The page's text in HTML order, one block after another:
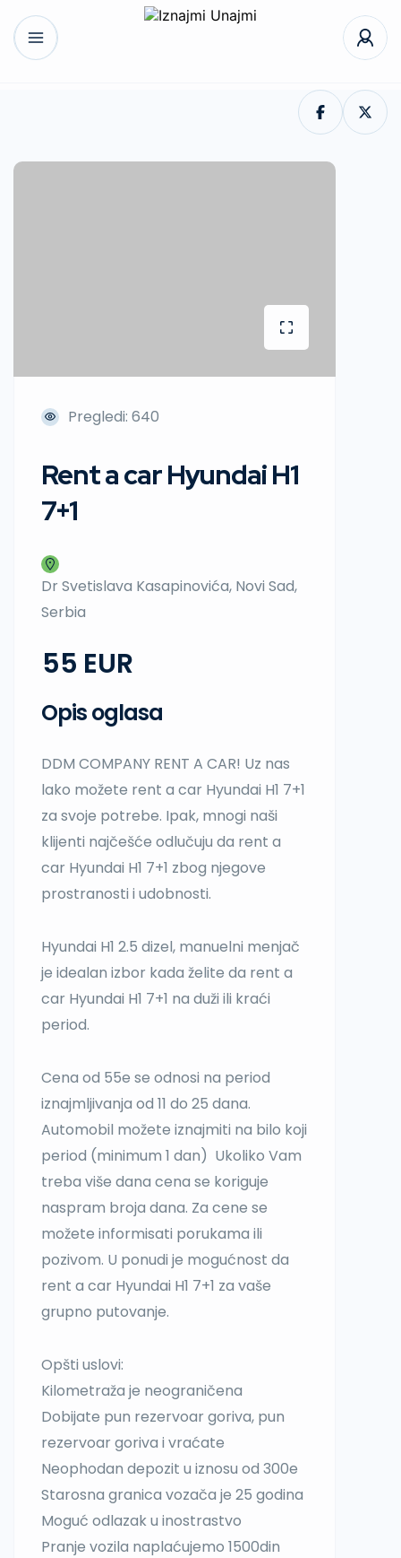
Pregledi: 640
Rent a car Hyundai H1
7+1
Dr Svetislava Kasapinovića, Novi Sad,
Serbia
55
Opis oglasa
DDM COMPANY RENT A CAR! Uz nas
lako možete rent a car Hyundai H1 7+1
za svoje potrebe. Ipak, mnogi naši
klijenti najčešće odlučuju da rent a
car Hyundai H1 7+1 zbog njegove
prostranosti i udobnosti.
Hyundai H1 2.5 dizel, manuelni menjač
je idealan izbor kada želite da rent a
car Hyundai H1 7+1 na duži ili kraći
period.
Cena od 55e se odnosi na period
iznajmljivanja od 11 do 25 dana.
Automobil možete iznajmiti na bilo koji
period (minimum 1 dan) Ukoliko Vam
treba više dana cena se koriguje
naspram broja dana. Za cene se
možete informisati porukama ili
pozivom. U ponudi je mogućnost da
rent a car Hyundai H1 7+1 za vaše
grupno putovanje.
Opšti uslovi:
Kilometraža je neograničena
Dobijate pun rezervoar goriva, pun
rezervoar goriva i vraćate
Neophodan depozit u iznosu od 300e
Starosna granica vozača je 25 godina
Moguć odlazak u inostrastvo
Pranje vozila naplaćujemo 1500din